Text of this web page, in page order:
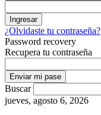
¿Olvidaste tu contraseña?
Password recovery
Recupera tu contraseña
Buscar
jueves, agosto 6, 2026